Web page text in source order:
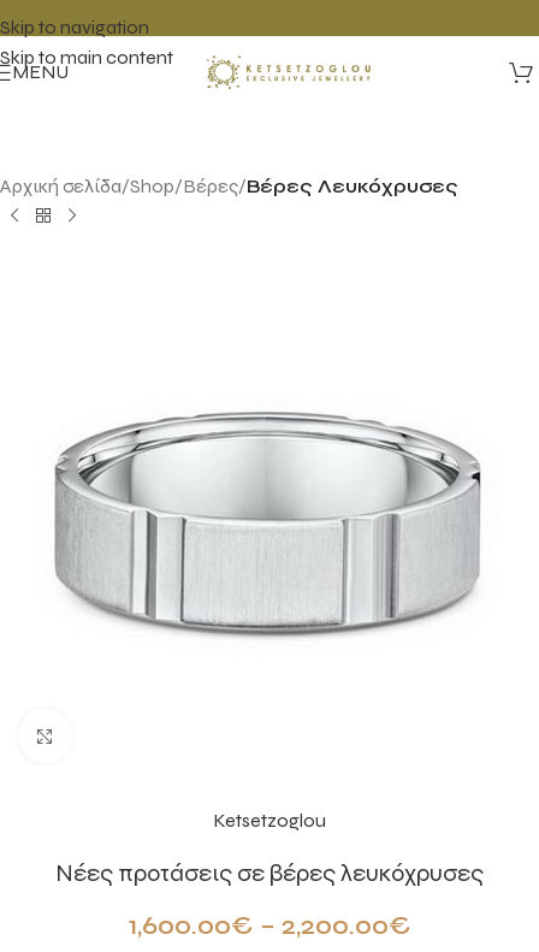
Skip to navigation
Skip to main content
MENU
Αρχική σελίδα Shop Βέρες Βέρες Λευκόχρυσες
Ketsetzoglou
Νέες προτάσεις σε βέρες λευκόχρυσες
1,600.00€ – 2,200.00€